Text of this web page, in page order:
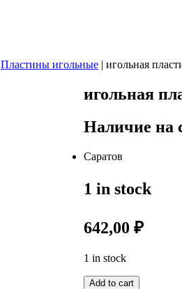
Пластины игольные | игольная
игольная
Наличие на
Саратов
1 in stock
642,00₽
1 in stock
Add to cart